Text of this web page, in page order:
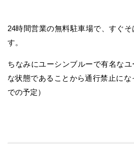
24時間営業の無料駐車場で、すぐ
す。
ちなみにユーシンブルーで有名な
な状態であることから通行禁止にな
での予定）